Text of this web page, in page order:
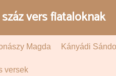
vers fiataloknak
Magda Kányádi
versek